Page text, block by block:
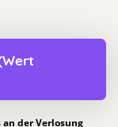
der Verlosung